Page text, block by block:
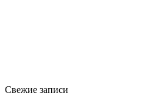
Свежие записи